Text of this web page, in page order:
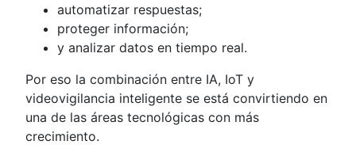
automatizar respuestas;
proteger información;
y analizar datos en tiempo real.
Por eso la combinación entre IA, IoT y
videovigilancia inteligente se está convirtiendo en
una de las áreas tecnológicas con más
crecimiento.